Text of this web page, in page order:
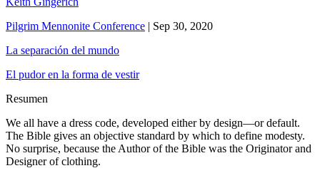
Pilgrim Mennonite Conference | Sep 30, 2020
La separación del mundo
El pudor en la forma de vestir
Resumen
We all have a dress code, developed either by design—or default.
The Bible gives an objective standard by which to define modesty.
No surprise, because the Author of the Bible was the Originator and
Designer of clothing.